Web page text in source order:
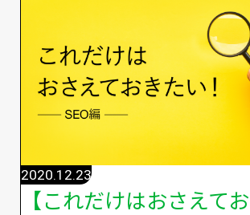
【これだけはおさえて
2020.12.23